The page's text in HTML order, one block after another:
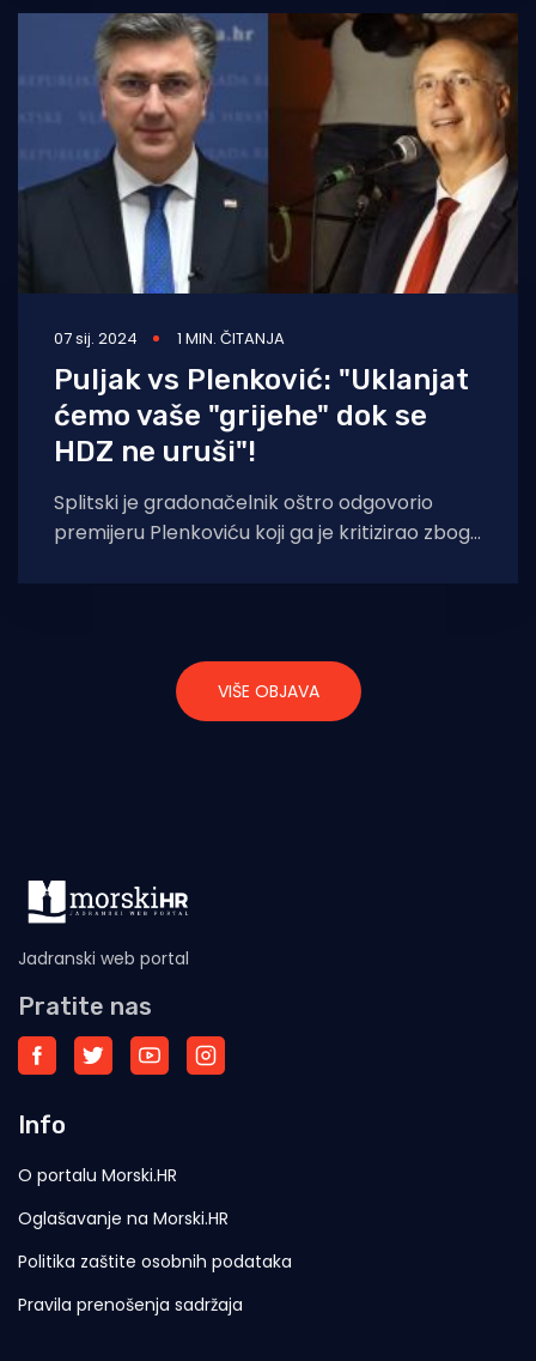
07 sij. 2024 1 MIN. ČITANJA
Puljak vs Plenković: "Uklanjat
ćemo vaše "grijehe" dok se
HDZ ne uruši"!
Splitski je gradonačelnik oštro odgovorio
premijeru Plenkoviću koji ga je kritizirao zbog
do
VIŠE OBJAVA
Jadranski web portal
Pratite nas
Info
O portalu Morski.HR
Oglašavanje na Morski.HR
Politika zaštite osobnih podataka
Pravila prenošenja sadržaja